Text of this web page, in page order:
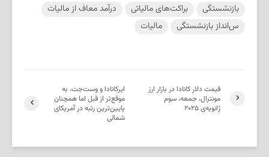
بازنشستگی براکت‌های مالیاتی
درآمد معاف از مالیات
س‌انداز بازنشستگی
مالیات
ایرکانادا و وست‌جت، به
موقع‌تر از قبل اما همچنان
پایین‌ترین رتبه در آمریکای
شمالی
قیمت دلار کانادا در بازار ارز
مونترال، جمعه، سوم
ژانویه‌ی ۲۰۲۵